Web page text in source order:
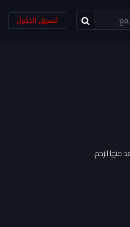
تسجيل الدخول
منها الزخم.